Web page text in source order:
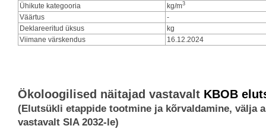
Ühikute kategooria
kg/m3
Väärtus
-
Deklareeritud üksus
kg
Viimane värskendus
16.12.2024
Ökoloogilised näitajad vastavalt KBOB
(Elutsükli etappide tootmine ja kõrvaldamine, välja
vastavalt SIA 2032-le)